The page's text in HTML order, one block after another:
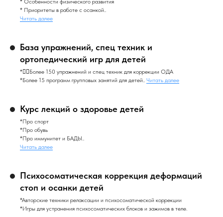
* Особенности физического развития
* Приоритеты в работе с осанкой..
Читать далее
База упражнений, спец техник и
ортопедический игр для детей
*🤸‍♂️Более 150 упражнений и спец техник для коррекции ОДА
*Более 15 программ групповых занятий для детей.. Читать далее
Курс лекций о здоровье детей
*Про спорт
*Про обувь
*Про иммунитет и БАДЫ..
Читать далее
Психосоматическая коррекция деформаций
стоп и осанки детей
*Авторские техники релаксации и психосоматической коррекции
*Игры для устранения психосоматических блоков и зажимов в теле.